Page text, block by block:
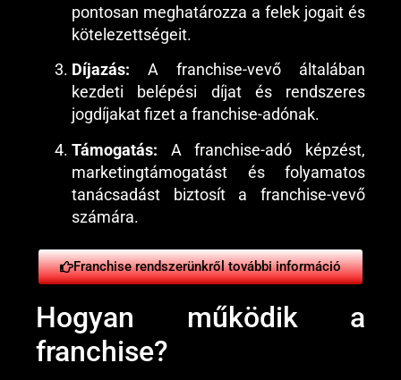
pontosan meghatározza a felek jogait és
kötelezettségeit.
Díjazás: A franchise-vevő általában
kezdeti belépési díjat és rendszeres
jogdíjakat fizet a franchise-adónak.
Támogatás: A franchise-adó képzést,
marketingtámogatást és folyamatos
tanácsadást biztosít a franchise-vevő
számára.
Franchise rendszerünkről további információ
Hogyan működik a
franchise?